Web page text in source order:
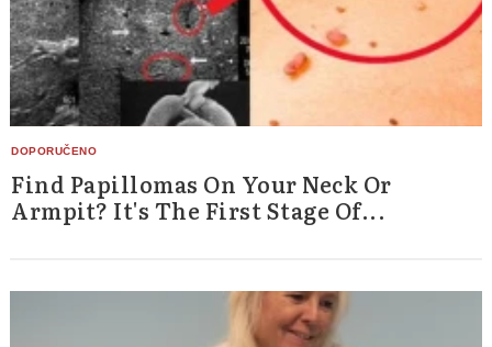
Find Papillomas On Your Neck Or
Armpit? It's The First Stage Of...